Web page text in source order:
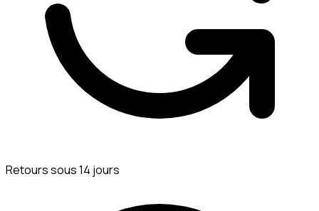
Retours sous 14 jours